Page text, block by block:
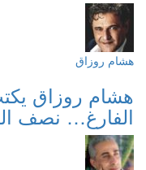
هشام روزاق
هشام روزاق
الفارغ… نصف